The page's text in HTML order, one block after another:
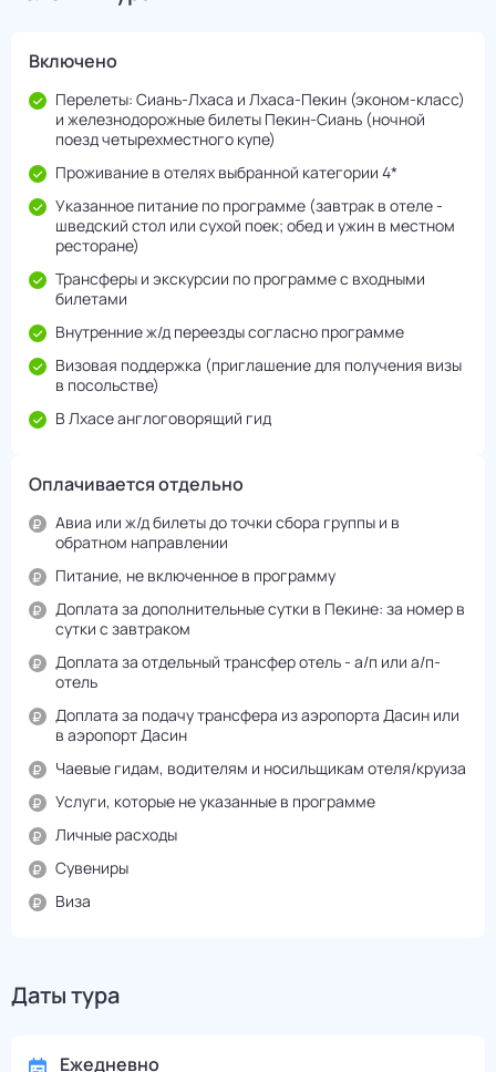
Включено
Перелеты: Сиань-Лхаса и Лхаса-Пекин (эконом-класс)
и железнодорожные билеты Пекин-Сиань (ночной
поезд четырехместного купе)
Проживание в отелях выбранной категории 4*
Указанное питание по программе (завтрак в отеле -
шведский стол или сухой поек; обед и ужин в местном
ресторане)
Трансферы и экскурсии по программе с входными
билетами
Внутренние ж/д переезды согласно программе
Визовая поддержка (приглашение для получения визы
в посольстве)
В Лхасе англоговорящий гид
Оплачивается отдельно
Авиа или ж/д билеты до точки сбора группы и в
обратном направлении
Питание, не включенное в программу
Доплата за дополнительные сутки в Пекине: за номер в
сутки с завтраком
Доплата за отдельный трансфер отель - а/п или а/п-
отель
Доплата за подачу трансфера из аэропорта Дасин или
в аэропорт Дасин
Чаевые гидам, водителям и носильщикам отеля/круиза
Услуги, которые не указанные в программе
Личные расходы
Сувениры
Виза
Даты тура
Ежедневно